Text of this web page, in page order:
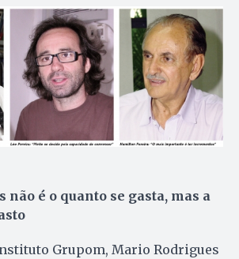
não é o quanto se gasta, mas a
Grupom, Mario Rodrigues